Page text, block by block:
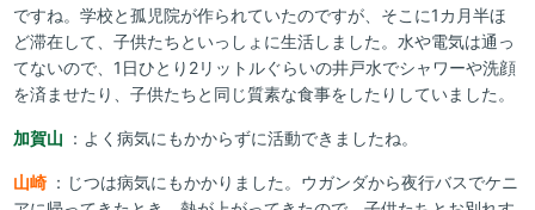
ですね。学校と孤児院が作られていたのですが、そこに1カ月半ほ
ど滞在して、子供たちといっしょに生活しました。水や電気は通っ
てないので、1日ひとり2リットルぐらいの井戸水でシャワーや洗顔
を済ませたり、子供たちと同じ質素な食事をしたりしていました。
加賀山 ：よく病気にもかからずに活動できましたね。
山崎 ：じつは病気にもかかりました。ウガンダから夜行バスでケニ